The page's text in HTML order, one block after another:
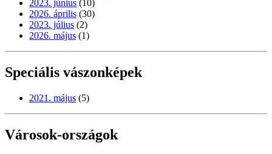
2023. június (10)
2026. április (30)
2023. július (2)
2026. május (1)
Speciális vászonképek
2021. május (5)
Városok-országok